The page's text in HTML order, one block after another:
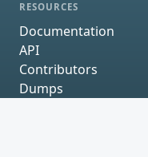
RESOURCES
Documentation
API
Contributors
Dumps